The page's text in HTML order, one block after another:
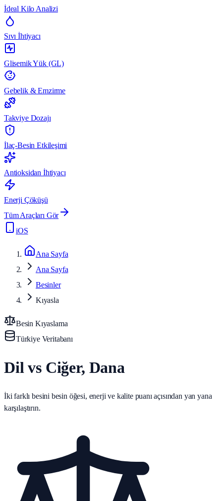
İdeal Kilo Analizi
Sıvı İhtiyacı
Glisemik Yük (GL)
Gebelik & Emzirme
Takviye Dozajı
İlaç-Besin Etkileşimi
Antioksidan İhtiyacı
Enerji Çöküşü
Tüm Araçları Gör
iOS
Ana Sayfa
Ana Sayfa
Besinler
Kıyasla
Besin Kıyaslama
Türkiye Veritabanı
Dil vs Ciğer, Dana
İki farklı besini besin öğesi, enerji ve kalite puanı açısından yan yana
karşılaştırın.